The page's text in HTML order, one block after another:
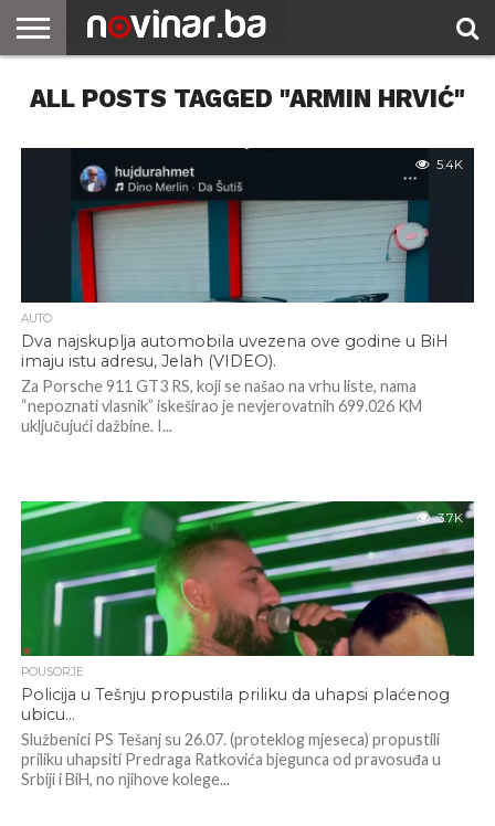
ALL POSTS TAGGED "ARMIN HRVIĆ"
5.4K
AUTO
Dva najskuplja automobila uvezena ove godine u BiH
imaju istu adresu, Jelah (VIDEO).
Za Porsche 911 GT3 RS, koji se našao na vrhu liste, nama
“nepoznati vlasnik” iskeširao je nevjerovatnih 699.026 KM
uključujući dažbine. I...
3.7K
POUSORJE
Policija u Tešnju propustila priliku da uhapsi plaćenog
ubicu…
Službenici PS Tešanj su 26.07. (proteklog mjeseca) propustili
priliku uhapsiti Predraga Ratkovića bjegunca od pravosuđa u
Srbiji i BiH, no njihove kolege...